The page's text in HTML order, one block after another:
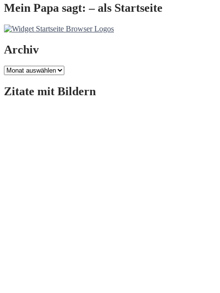
Mein Papa sagt: – als Startseite
Archiv
Archiv
Zitate mit Bildern